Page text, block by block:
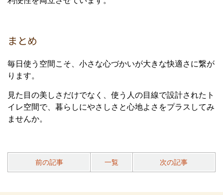
まとめ
毎日使う空間こそ、小さな心づかいが大きな快適さに繋が
ります。
見た目の美しさだけでなく、使う人の目線で設計されたト
イレ空間で、暮らしにやさしさと心地よさをプラスしてみ
ませんか。
前の記事 一覧 次の記事